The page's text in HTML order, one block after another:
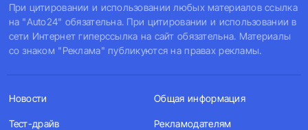
При цитировании и использовании любых материалов ссылка
на "Auto24" обязательна. При цитировании и использовании в
сети Интернет гиперссылка на сайт обязательна. Материалы
со знаком "Реклама" публикуются на правах рекламы.
Новости
Тест-драйв
Общая информация
Рекламодателям